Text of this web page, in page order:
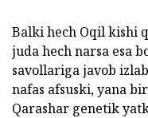
Balki hech Oqil kishi
juda hech narsa esa
savollariga javob
nafas afsuski, yana
Qarashar genetik